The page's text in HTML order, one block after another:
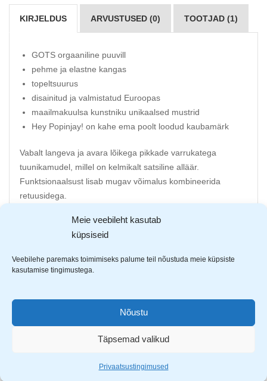
Meie veebileht kasutab
küpsiseid
Veebilehe paremaks toimimiseks palume teil nõustuda meie küpsiste
kasutamise tingimustega.
Nõustu
Täpsemad valikud
Privaatsustingimused
KIRJELDUS ARVUSTUSED (0) TOOTJAD (1)
GOTS orgaaniline puuvill
pehme ja elastne kangas
topeltsuurus
disainitud ja valmistatud Euroopas
maailmakuulsa kunstniku unikaalsed mustrid
Hey Popinjay! on kahe ema poolt loodud kaubamärk
Vabalt langeva ja avara lõikega pikkade varrukatega
tuunikamudel, millel on kelmikalt satsiline alläär.
Funktsionaalsust lisab mugav võimalus kombineerida
retuusidega.
Õmmeldud mahepõllundusest pärit ja kemikaalivabast
GOTS orgaanilisest puuvillast, mis on hingav, pehmem,
ÖKO-TEX märgis kinnitab, et kangaste värvimisprotsess on
Kaubamärgi isikupäraks on eriliselt säravad värvid ja
Euroopas disainimine, valmistamine ja kohalike tekstiilide